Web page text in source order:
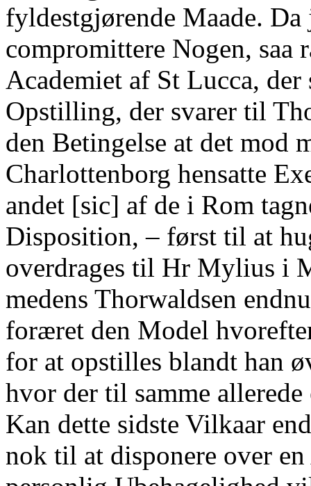
fyldestgjørende Maade.
compromittere Nogen, saa
Academiet af St Lucca,
Opstilling, der svarer til
den Betingelse at det mod
Charlottenborg hensatte
andet [sic] af de i Rom
Disposition, – først til at
overdrages til Hr Mylius i
medens Thorwaldsen
foræret den Model
for at opstilles blandt han
hvor der til samme
Kan dette sidste Vilkaar
nok til at disponere over